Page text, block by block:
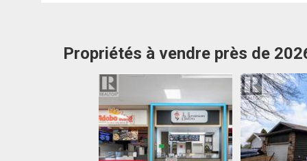
Propriétés à vendre près de